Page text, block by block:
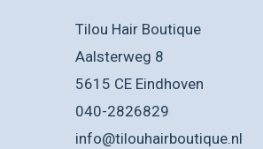
Tilou Hair Boutique
Aalsterweg 8
5615 CE Eindhoven
040-2826829
info@tilouhairboutique.nl